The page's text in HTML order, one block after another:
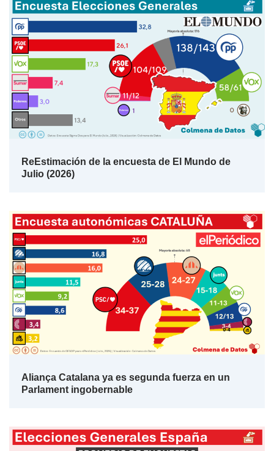
ReEstimación de la encuesta de El Mundo de
Julio (2026)
Aliança Catalana ya es segunda fuerza en un
Parlament ingobernable